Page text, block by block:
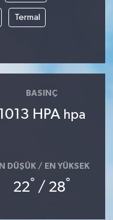
Termal
BASINÇ
HPA hpa
DÜŞÜK / EN YÜKSEK
22° / 28°